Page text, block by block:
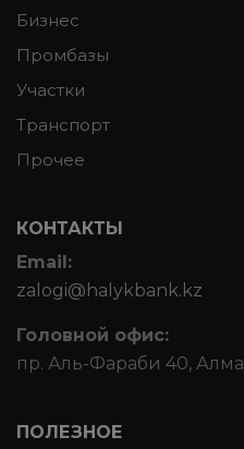
Бизнес
Промбазы
Участки
Транспорт
Прочее
КОНТАКТЫ
Email:
zalogi@halykbank.kz
Головной офис:
пр. Аль-Фараби 40,
ПОЛЕЗНОЕ